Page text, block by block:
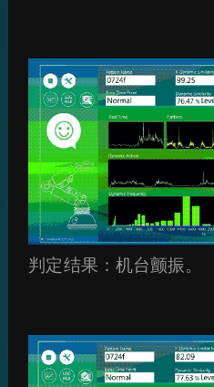
判定结果：机台颤振。